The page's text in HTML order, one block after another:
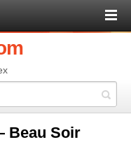
Soir